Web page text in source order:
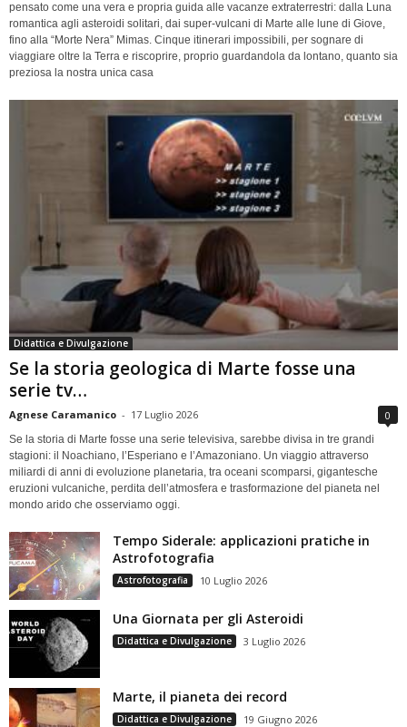
pensato come una vera e propria guida alle vacanze extraterrestri: dalla Luna
romantica agli asteroidi solitari, dai super-vulcani di Marte alle lune di Giove,
fino alla “Morte Nera” Mimas. Cinque itinerari impossibili, per sognare di
viaggiare oltre la Terra e riscoprire, proprio guardandola da lontano, quanto sia
preziosa la nostra unica casa
Didattica e Divulgazione
Se la storia geologica di Marte fosse una
serie tv…
Agnese Caramanico - 17 Luglio 2026 0
Se la storia di Marte fosse una serie televisiva, sarebbe divisa in tre grandi
stagioni: il Noachiano, l’Esperiano e l’Amazoniano. Un viaggio attraverso
miliardi di anni di evoluzione planetaria, tra oceani scomparsi, gigantesche
eruzioni vulcaniche, perdita dell’atmosfera e trasformazione del pianeta nel
mondo arido che osserviamo oggi.
Tempo Siderale: applicazioni pratiche in
Astrofotografia
Astrofotografia 10 Luglio 2026
Una Giornata per gli Asteroidi
Didattica e Divulgazione 3 Luglio 2026
Marte, il pianeta dei record
Didattica e Divulgazione 19 Giugno 2026